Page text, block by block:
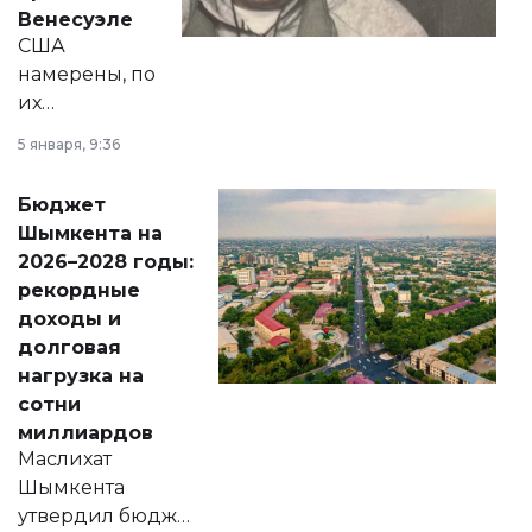
Венесуэле
США
намерены, по
их
принести
народу
Венесуэлы.
5 января, 9:36
Бюджет
Шымкента на
2026–2028 годы:
рекордные
доходы и
долговая
нагрузка на
сотни
миллиардов
Маслихат
Шымкента
утвердил бюджет